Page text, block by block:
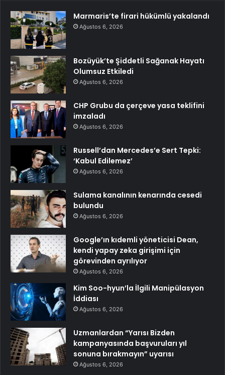
Marmaris’te firari hükümlü yakalandı
Ağustos 6, 2026
Bozüyük’te Şiddetli Sağanak Hayatı
Olumsuz Etkiledi
Ağustos 6, 2026
CHP Grubu da çerçeve yasa teklifini
imzaladı
Ağustos 6, 2026
Russell’dan Mercedes’e Sert Tepki:
‘Kabul Edilemez’
Ağustos 6, 2026
Sulama kanalının kenarında cesedi
bulundu
Ağustos 6, 2026
Google’ın kıdemli yöneticisi Dean,
kendi yapay zeka girişimi için
görevinden ayrılıyor
Ağustos 6, 2026
Kim Soo-hyun’la İlgili Manipülasyon
İddiası
Ağustos 6, 2026
Uzmanlardan “Yarısı Bizden
kampanyasında başvuruları yıl
sonuna bırakmayın” uyarısı
Ağustos 6, 2026